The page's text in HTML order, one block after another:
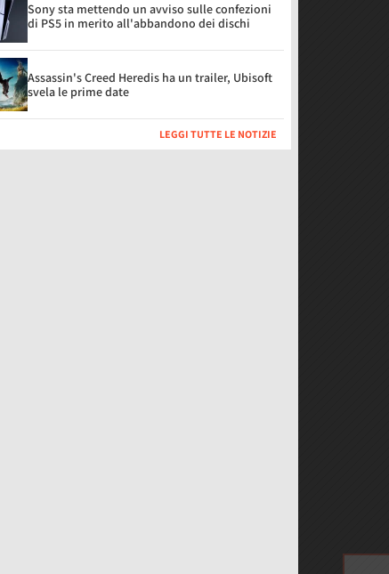
Sony sta mettendo un avviso sulle confezioni
di PS5 in merito all'abbandono dei dischi
Assassin's Creed Heredis ha un trailer, Ubisoft
svela le prime date
LEGGI TUTTE LE NOTIZIE